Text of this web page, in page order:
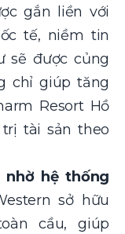
gắn liền với
tế, niềm tin
sẽ được củng
chỉ giúp tăng
Resort Hồ
tài sản theo
hệ thống
sở hữu
cầu, giúp